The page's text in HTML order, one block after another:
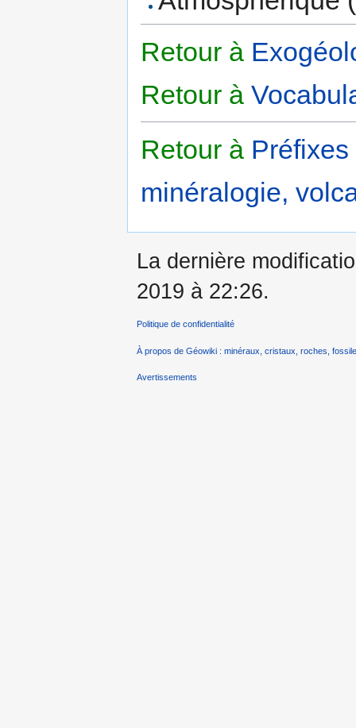
Retour à
Retour à
Retour à
minéralogie,
La dernière
2019 à 22:26.
Politique de confidentialité
À propos de Géowiki : minéraux, cristaux, roches,
Avertissements